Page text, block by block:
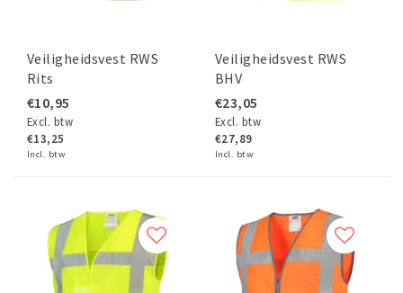
Veiligheidsvest RWS
Rits
€10,95
Excl. btw
€13,25
Incl. btw
Veiligheidsvest RWS
BHV
€23,05
Excl. btw
€27,89
Incl. btw